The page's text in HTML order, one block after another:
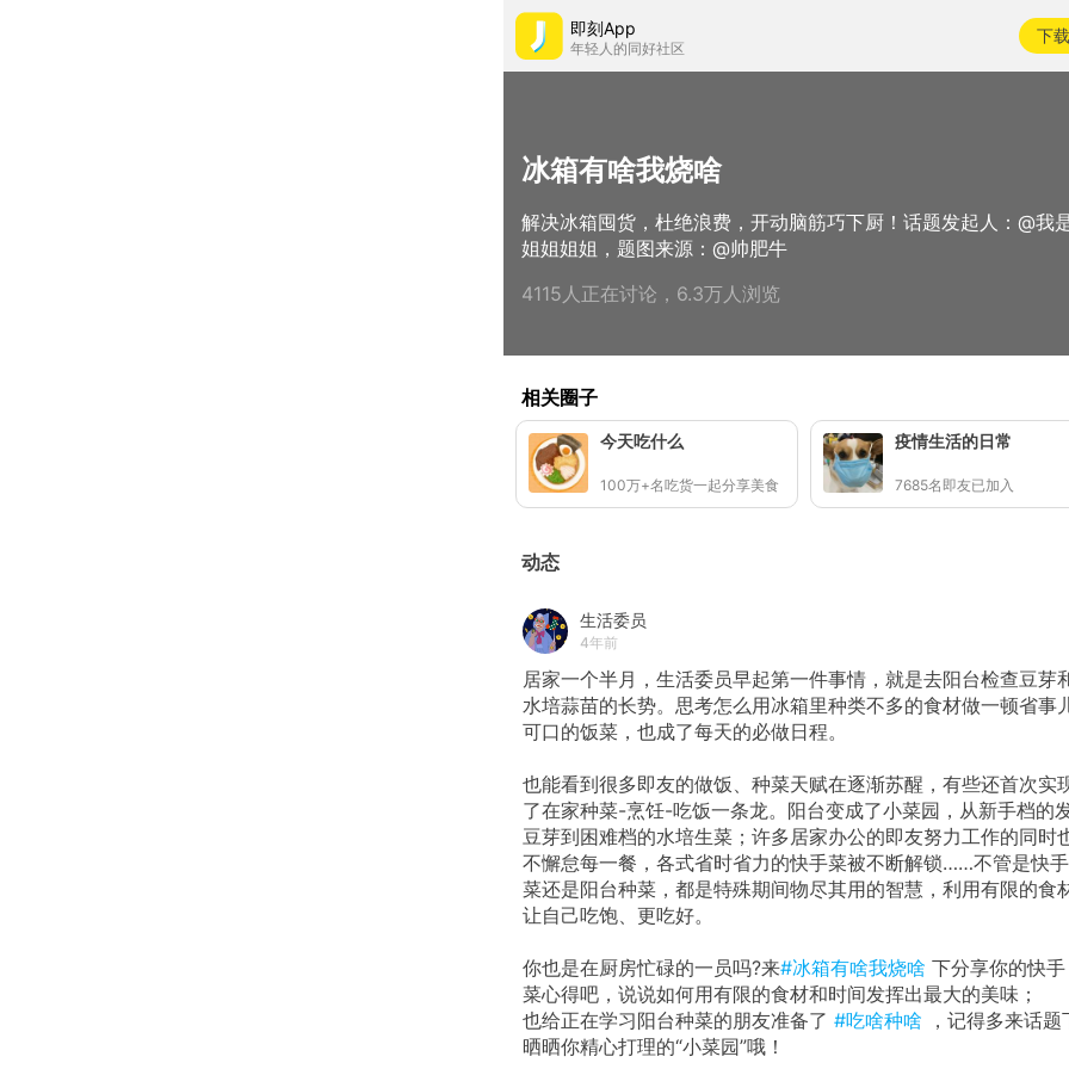
即刻App
年轻人的同好社区
下载
冰箱有啥我烧啥
解决冰箱囤货，杜绝浪费，开动脑筋巧下厨！话题发起人：@我
姐姐姐姐，题图来源：@帅肥牛
4115人正在讨论，6.3万人浏览
相关圈子
今天吃什么
100万+名吃货一起分享美食
疫情生活的日常
7685名即友已加入
动态
生活委员
4年前
居家一个半月，生活委员早起第一件事情，就是去阳台检查豆芽
水培蒜苗的长势。思考怎么用冰箱里种类不多的食材做一顿省事
可口的饭菜，也成了每天的必做日程。
也能看到很多即友的做饭、种菜天赋在逐渐苏醒，有些还首次实
了在家种菜-烹饪-吃饭一条龙。阳台变成了小菜园，从新手档的
豆芽到困难档的水培生菜；许多居家办公的即友努力工作的同时
不懈怠每一餐，各式省时省力的快手菜被不断解锁……不管是快手
菜还是阳台种菜，都是特殊期间物尽其用的智慧，利用有限的食
让自己吃饱、更吃好。
你也是在厨房忙碌的一员吗?来#冰箱有啥我烧啥 下分享你的快手
菜心得吧，说说如何用有限的食材和时间发挥出最大的美味；
也给正在学习阳台种菜的朋友准备了 #吃啥种啥
，记得多来话题
晒晒你精心打理的“小菜园”哦！